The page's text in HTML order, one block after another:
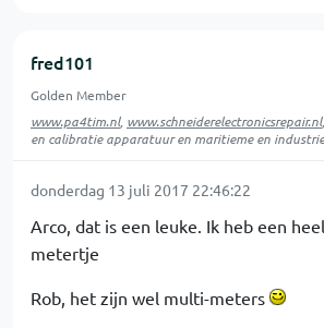
fred101
Golden Member
www.pa4tim.nl, www.schneiderelectronicsrepair.nl
en calibratie apparatuur en maritieme en
donderdag 13 juli 2017 22:46:22
Arco, dat is een leuke. Ik heb een
metertje
Rob, het zijn wel multi-meters